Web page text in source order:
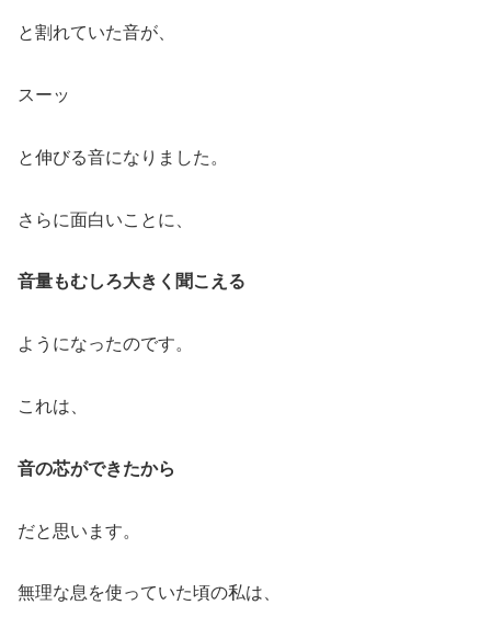
と割れていた音が、
スーッ
と伸びる音になりました。
さらに面白いことに、
音量もむしろ大きく聞こえる
ようになったのです。
これは、
音の芯ができたから
だと思います。
無理な息を使っていた頃の私は、